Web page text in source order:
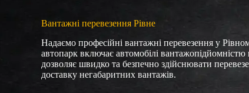
Вантажні перевезення Рівне
Надаємо професійні вантажні перевезення у
автопарк включає автомобілі
дозволяє швидко та безпечно здійснювати
доставку негабаритних вантажів.